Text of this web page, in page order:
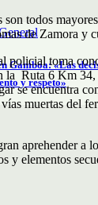
Gamboa: «Las
y respeto»
todos
de Zamora y
policial toma
la Ruta 6 Km
se encuentra
muertas del
aprehender a
y elementos